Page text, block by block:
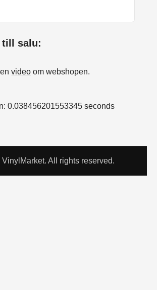
till salu:
envideo om webshopen.
0.038456201553345 seconds
All rights reserved.